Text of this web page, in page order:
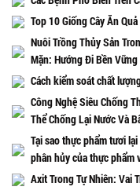
Top 10 Giống Cây Ăn
Nuôi Trồng Thủy Sản
Mặn: Hướng Đi Bền
Cách kiểm soát chất
Công Nghệ Siêu Chống
Thể Chống Lại Nước Và
Tại sao thực phẩm tươi
phân hủy của thực phẩm
Axit Trong Tự Nhiên: Vai